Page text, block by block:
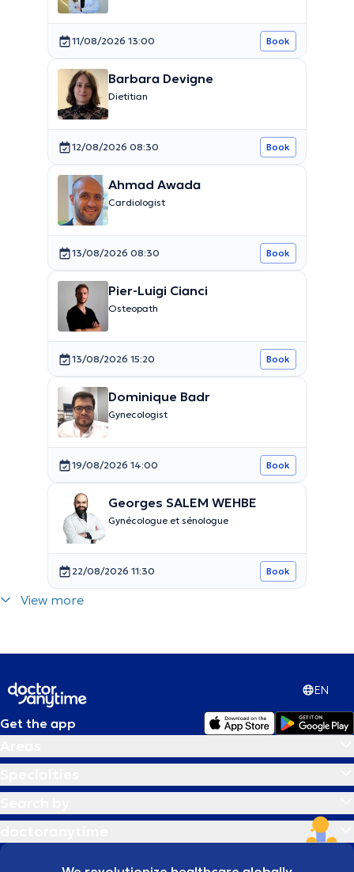
11/08/2026 13:00 Book
Barbara Devigne
Dietitian
12/08/2026 08:30 Book
Ahmad Awada
Cardiologist
13/08/2026 08:30 Book
Pier-Luigi Cianci
Osteopath
13/08/2026 15:20 Book
Dominique Badr
Gynecologist
19/08/2026 14:00 Book
Georges SALEM WEHBE
Gynécologue et sénologue
22/08/2026 11:30 Book
View more
EN
Get the app